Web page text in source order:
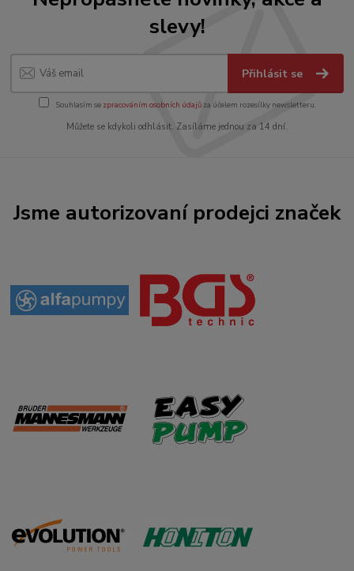
slevy!
Přihlásit se
Souhlasím se zpracováním osobních údajůza účelem rozesílky newsletteru.
Můžete se kdykoli odhlásit. Zasíláme jednou za 14 dní.
Jsme autorizovaní prodejci značek